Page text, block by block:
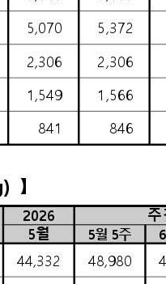
5,070 5,372
2,306 2,306
1,549 1,566
841 846
】
2026
5월 5월 5주 6
44,332 48,980